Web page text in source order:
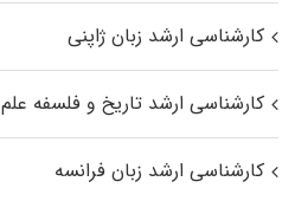
کارشناسی ارشد زبان ژاپنی
کارشناسی ارشد تاریخ و فلسفه علم
کارشناسی ارشد زبان فرانسه